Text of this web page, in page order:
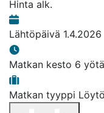
Hinta alk.
Lähtöpäivä 1.4.2026
Matkan kesto 6 yötä
Matkan tyyppi